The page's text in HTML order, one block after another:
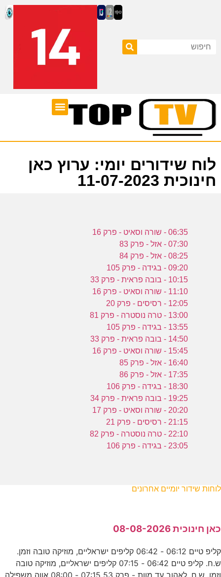
לוח שידורים יומי: ערוץ כאן
חינוכית 11-07-2023
06:35 - שורה וסאיט - פרק 16
07:30 - אזל - פרק 83
08:25 - אזל - פרק 84
09:20 - בגידה - פרק 105
10:15 - בובה פראית - פרק 33
11:10 - שורה וסאיט - פרק 16
12:05 - רסיסים - פרק 20
13:00 - טרה נוסטרה - פרק 81
13:55 - בגידה - פרק 105
14:50 - בובה פראית - פרק 33
15:45 - שורה וסאיט - פרק 16
16:40 - אזל - פרק 85
17:35 - אזל - פרק 86
18:30 - בגידה - פרק 106
19:25 - בובה פראית - פרק 34
20:20 - שורה וסאיט - פרק 17
21:15 - רסיסים - פרק 21
22:10 - טרה נוסטרה - פרק 82
23:05 - בגידה - פרק 106
לוחות שידור יומיים אחרונים
כאן חינוכית 08-08-2026
קליפ טיים 06:12 - 06:42 קליפים ישראליים, מוזיקה טובה וזמן.
ש.ח. קליפ טיים 06:42 - 07:15 קליפים ישראליים, מוזיקה טובה
וזמן. ש.ח. לאהוב עד מוות - פרק 53 07:15 - 08:00 אווה משפילה